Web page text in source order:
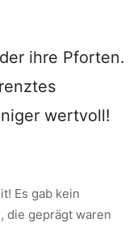
ihre Pforten.
wertvoll!
Es gab kein
die geprägt waren